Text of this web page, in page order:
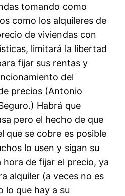
tomando como
como los alquileres de
de viviendas con
limitará la libertad
fijar sus rentas y
del
precios (Antonio
Habrá que
pero el hecho de que
que se cobre es posible
lo usen y sigan su
de fijar el precio, ya
alquiler (a veces no es
lo que hay a su